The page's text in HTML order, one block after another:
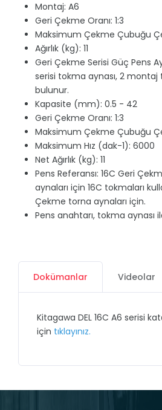
Montaj: A6
Geri Çekme Oranı: 1:3
Maksimum Çekme Çubuğu
Ağırlık (kg): 11
Geri Çekme Serisi Güç Pens
serisi tokma aynası, 2 montaj
bulunur.
Kapasite (mm): 0.5 - 42
Geri Çekme Oranı: 1:3
Maksimum Çekme Çubuğu
Maksimum Hız (dak-1): 6000
Net Ağırlık (kg): 11
Pens Referansı: 16C Geri
aynaları için 16C tokmaları
Çekme torna aynaları için.
Pens anahtarı, tokma aynası
Dokümanlar Videolar
Kitagawa DEL 16C A6 serisi
için tıklayınız.